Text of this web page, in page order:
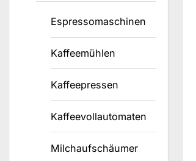
Espressomaschinen
Kaffeemühlen
Kaffeepressen
Kaffeevollautomaten
Milchaufschäumer